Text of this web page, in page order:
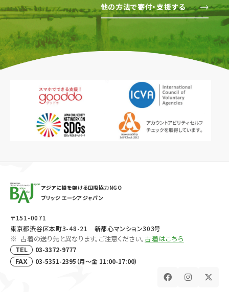
他の方法で寄付・支援する
アジアに橋を架ける国際協力NGO
ブリッジ エーシア ジャパン
〒151-0071
東京都渋谷区本町3-48-21 新都心マンション303号
古着の送り先と異なります。ご注意ください。古着はこちら
TEL 03-3372-9777
FAX 03-5351-2395（月～金 11:00-17:00）